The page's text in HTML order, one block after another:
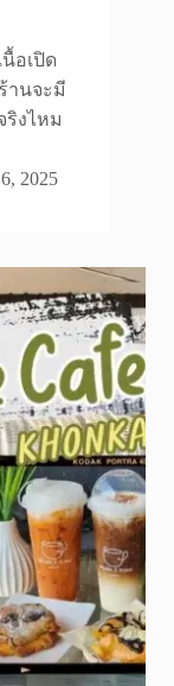
อเปิด
านจะมี
ริงไหม
2025